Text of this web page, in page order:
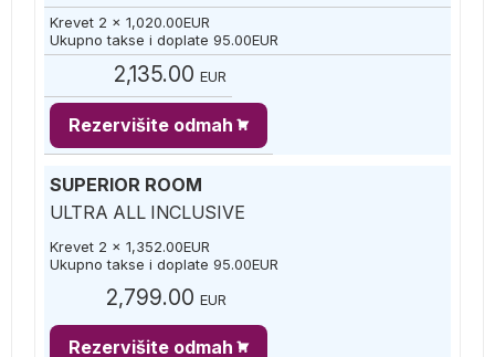
Krevet 2 x 1,020.00EUR
Ukupno takse i doplate 95.00EUR
2,135.00 EUR
Rezervišite odmah
SUPERIOR ROOM
ULTRA ALL INCLUSIVE
Krevet 2 x 1,352.00EUR
Ukupno takse i doplate 95.00EUR
2,799.00 EUR
Rezervišite odmah